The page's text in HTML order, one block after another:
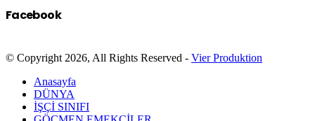
Facebook
© Copyright 2026, All Rights Reserved - Vier Produktion
Anasayfa
DÜNYA
İŞÇİ SINIFI